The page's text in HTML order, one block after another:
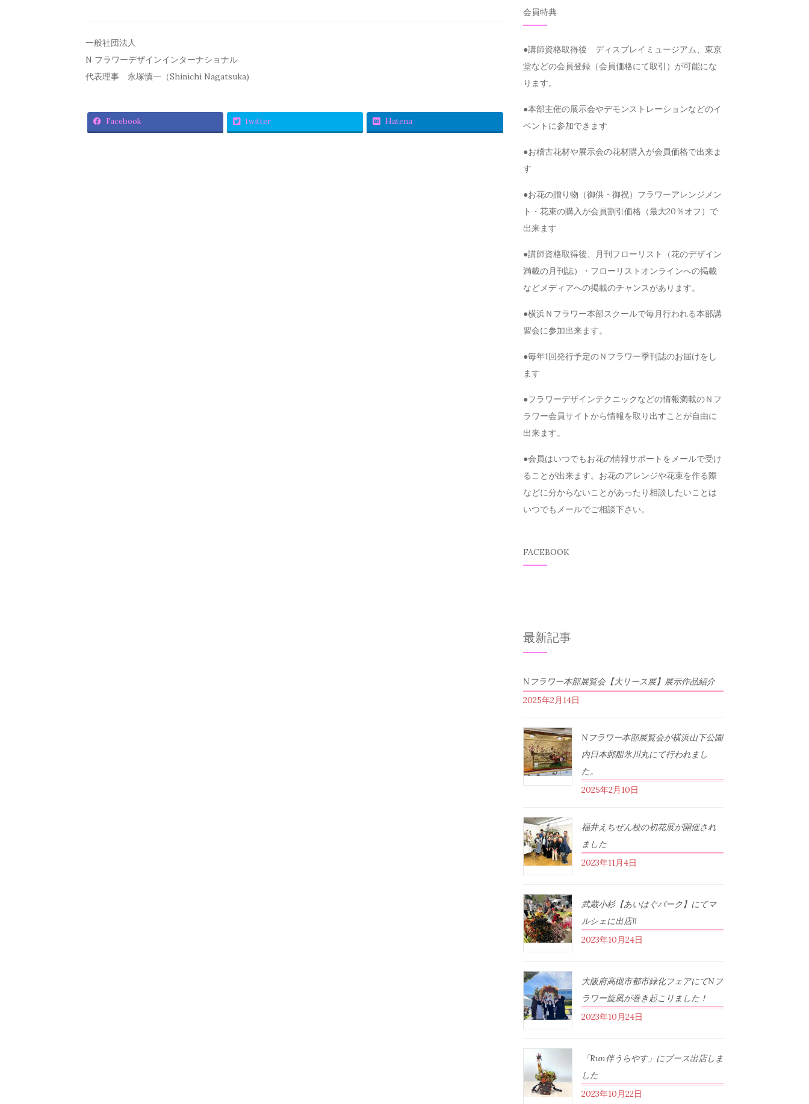
一般社団法人
N フラワーデザインインターナショナル
代表理事 永塚慎一（Shinichi Nagatsuka)
Facebook twitter Hatena
会員特典
●講師資格取得後 ディスプレイミュージアム、東京
堂などの会員登録（会員価格にて取引）が可能にな
ります。
●本部主催の展示会やデモンストレーションなどのイ
ベントに参加できます
●お稽古花材や展示会の花材購入が会員価格で出来ま
す
●お花の贈り物（御供・御祝）フラワーアレンジメン
ト・花束の購入が会員割引価格（最大20％オフ）で
出来ます
●講師資格取得後、月刊フローリスト（花のデザイン
満載の月刊誌）・フローリストオンラインへの掲載
などメディアへの掲載のチャンスがあります。
●横浜Ｎフラワー本部スクールで毎月行われる本部講
習会に参加出来ます。
●毎年1回発行予定のＮフラワー季刊誌のお届けをし
ます
●フラワーデザインテクニックなどの情報満載のＮフ
ラワー会員サイトから情報を取り出すことが自由に
出来ます。
●会員はいつでもお花の情報サポートをメールで受け
ることが出来ます。お花のアレンジや花束を作る際
などに分からないことがあったり相談したいことは
いつでもメールでご相談下さい。
FACEBOOK
最新記事
Nフラワー本部展覧会【大リース展】展示作品紹介
2025年2月14日
Nフラワー本部展覧会が横浜山下公園
内日本郵船氷川丸にて行われまし
た。
2025年2月10日
福井えちぜん校の初花展が開催され
ました
2023年11月4日
武蔵小杉【あいはぐパーク】にてマ
ルシェに出店‼︎
2023年10月24日
大阪府高槻市都市緑化フェアにてNフ
ラワー旋風が巻き起こりました！
2023年10月24日
「Run伴うらやす」にブース出店しま
した
2023年10月22日